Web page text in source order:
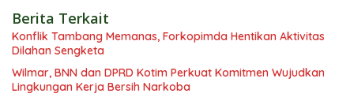
Berita Terkait
Konflik Tambang Memanas, Forkopimda Hentikan Aktivitas
Dilahan Sengketa
Wilmar, BNN dan DPRD Kotim Perkuat Komitmen Wujudkan
Lingkungan Kerja Bersih Narkoba